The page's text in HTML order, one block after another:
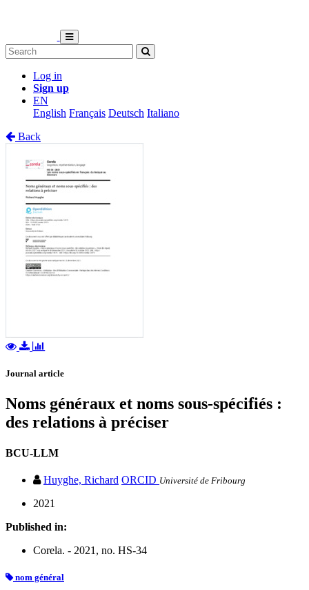
Log in
Sign up
EN
English Français Deutsch Italiano
Back
Journal article
Noms généraux et noms sous-spécifiés :
des relations à préciser
BCU-LLM
Huyghe, Richard ORCID Université de Fribourg
2021
Published in:
Corela. - 2021, no. HS-34
nom général